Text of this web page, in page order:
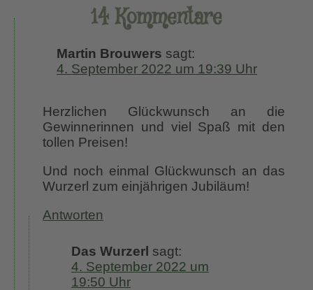
14 Kommentare
Martin Brouwers sagt:
4. September 2022 um 19:39 Uhr
Herzlichen Glückwunsch an die
Gewinnerinnen und viel Spaß mit den
tollen Preisen!
Und noch einmal Glückwunsch an das
Wurzerl zum einjährigen Jubiläum!
Antworten
Das Wurzerl sagt:
4. September 2022 um
19:50 Uhr